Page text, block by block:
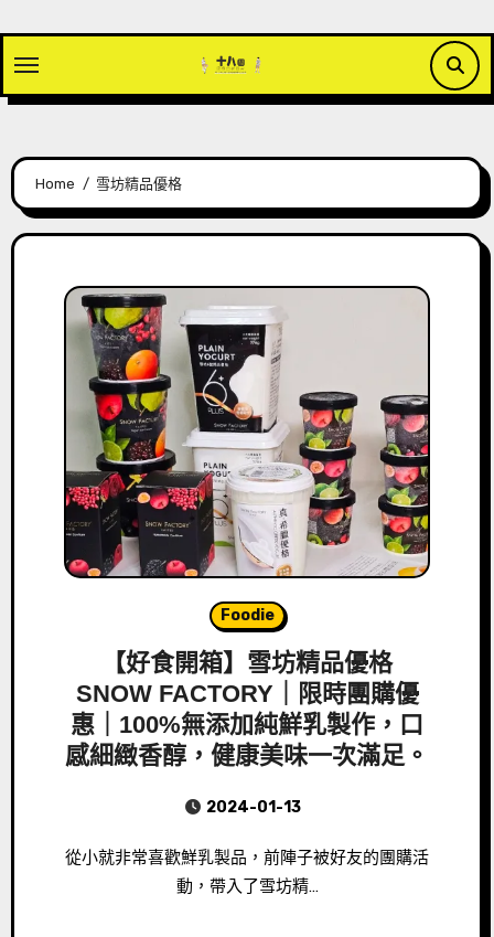
content
Home 雪坊精品優格
Foodie
【好食開箱】雪坊精品優格
SNOW FACTORY｜限時團購優
惠｜100%無添加純鮮乳製作，口
感細緻香醇，健康美味一次滿足。
2024-01-13
從小就非常喜歡鮮乳製品，前陣子被好友的團購活
動，帶入了雪坊精…